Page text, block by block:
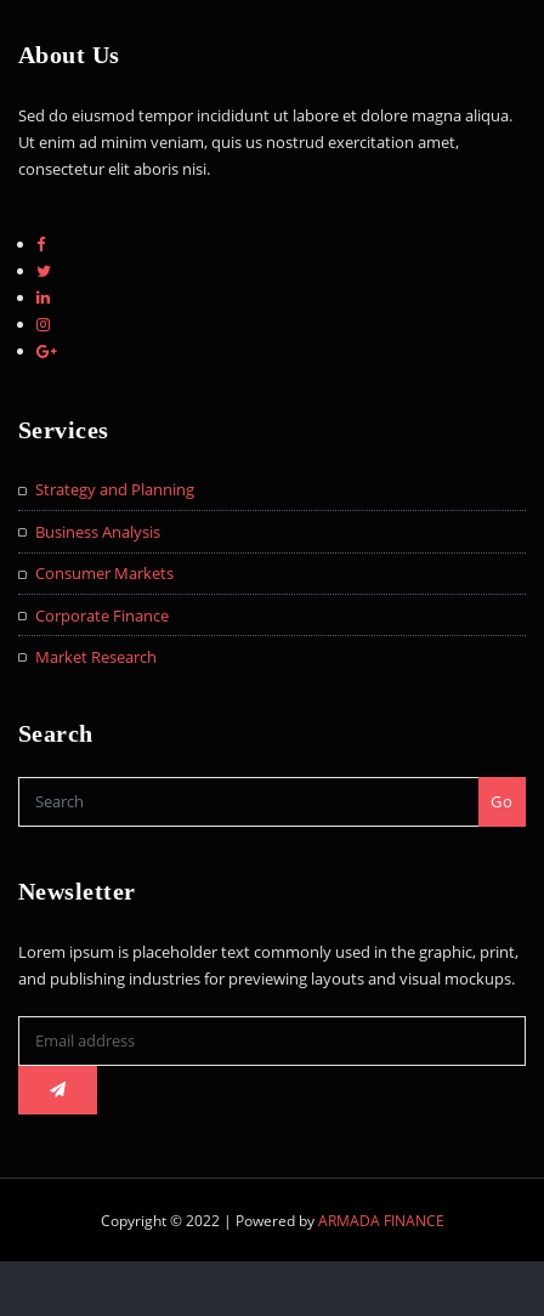
About Us
Sed do eiusmod tempor incididunt ut labore et dolore magna aliqua.
Ut enim ad minim veniam, quis us nostrud exercitation amet,
consectetur elit aboris nisi.
Services
Strategy and Planning
Business Analysis
Consumer Markets
Corporate Finance
Market Research
Search
Go
Newsletter
Lorem ipsum is placeholder text commonly used in the graphic, print,
and publishing industries for previewing layouts and visual mockups.
Copyright © 2022 | Powered byARMADA FINANCE